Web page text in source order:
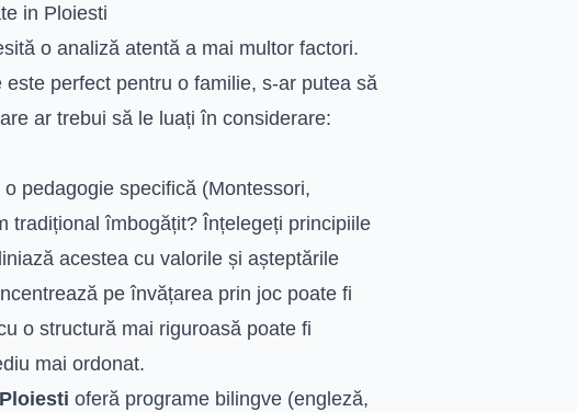
in Ploiesti
o analiză atentă a mai multor factori.
perfect pentru o familie, s-ar putea să
ar trebui să le luați în considerare:
pedagogie specifică (Montessori,
tradițional îmbogățit? Înțelegeți principiile
acestea cu valorile și așteptările
pe învățarea prin joc poate fi
o structură mai riguroasă poate fi
mai ordonat.
oferă programe bilingve (engleză,